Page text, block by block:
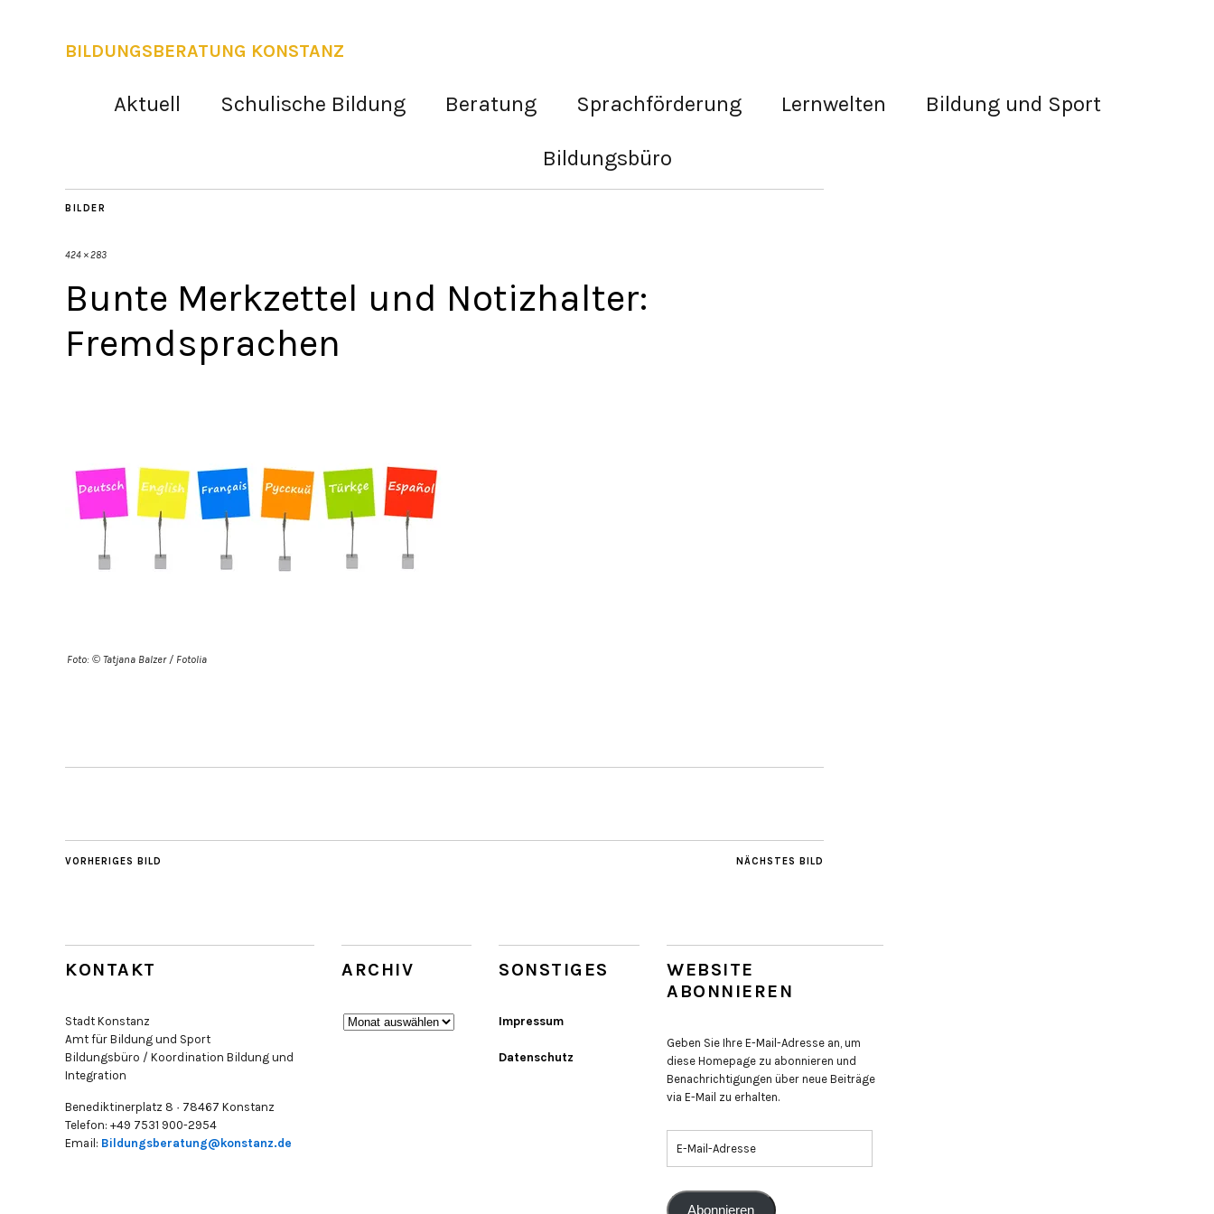
BILDUNGSBERATUNG KONSTANZ
Aktuell Schulische Bildung Beratung Sprachförderung Lernwelten Bildung und Sport
Bildungsbüro
BILDER
424 × 283
Bunte Merkzettel und Notizhalter:
Fremdsprachen
Foto: © Tatjana Balzer / Fotolia
NÄCHSTES BILD
VORHERIGES BILD
KONTAKT
Stadt Konstanz
Amt für Bildung und Sport
Bildungsbüro / Koordination Bildung und
Integration
Benediktinerplatz 8 · 78467 Konstanz
Telefon: +49 7531 900-2954
Email: Bildungsberatung@konstanz.de
ARCHIV
Archiv
SONSTIGES
Impressum
Datenschutz
WEBSITE
ABONNIEREN
Geben Sie Ihre E-Mail-Adresse an, um
diese Homepage zu abonnieren und
Benachrichtigungen über neue Beiträge
via E-Mail zu erhalten.
Abonnieren